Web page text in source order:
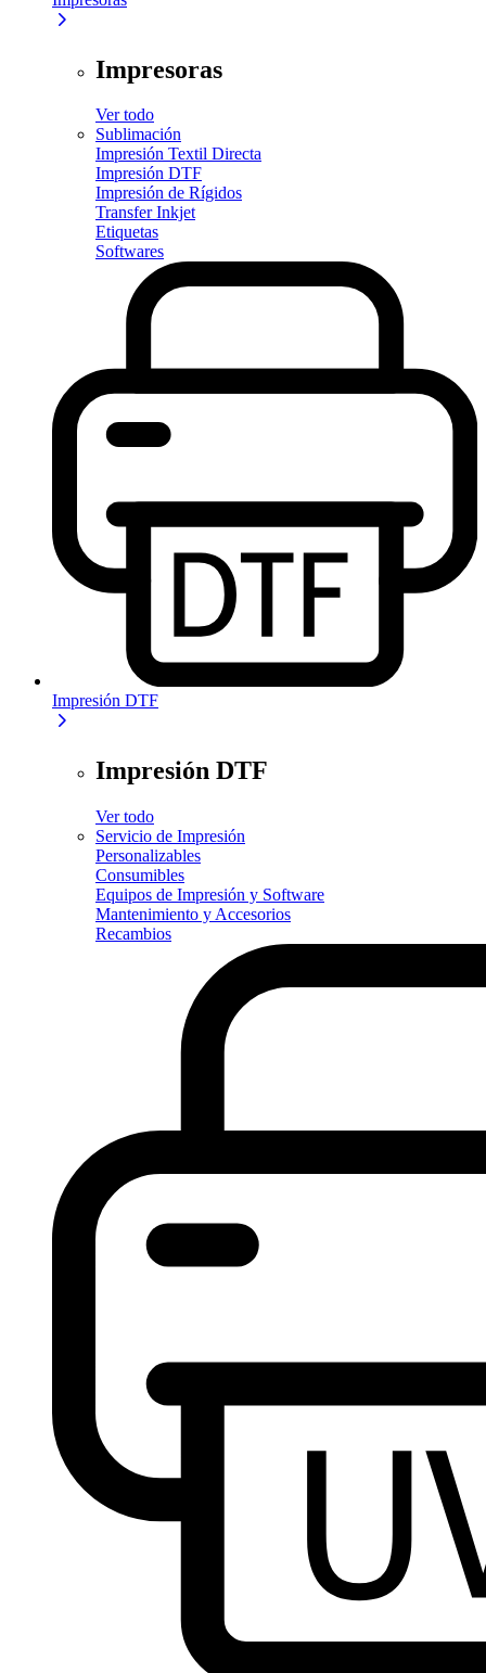
Impresoras
Ver todo
Sublimación
Impresión Textil Directa
Impresión DTF
Impresión de Rígidos
Transfer Inkjet
Etiquetas
Softwares
Impresión DTF
Impresión DTF
Ver todo
Servicio de Impresión
Personalizables
Consumibles
Equipos de Impresión y Software
Mantenimiento y Accesorios
Recambios